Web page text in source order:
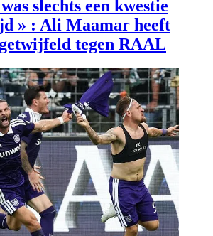
slechts een kwestie
» : Ali Maamar heeft
tegen RAAL